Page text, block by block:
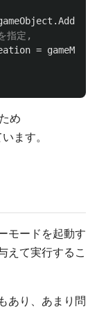
.
指定,
= gameMode
め
ます。
モードを起動す
えて実行するこ
あり、あまり問